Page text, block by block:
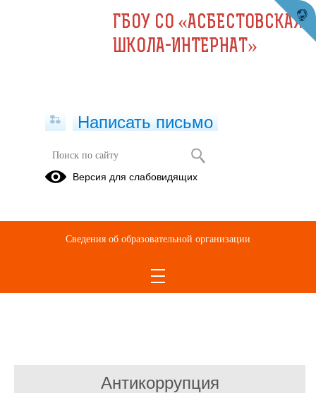
Антикоррупция
ГБОУ СО «АСБЕСТОВСКАЯ
ШКОЛА-ИНТЕРНАТ»
Написать письмо
Версия для слабовидящих
Сведения об образовательной организации